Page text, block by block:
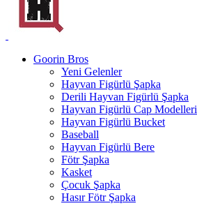
Goorin Bros
Yeni Gelenler
Hayvan Figürlü Şapka
Derili Hayvan Figürlü Şapka
Hayvan Figürlü Cap Modelleri
Hayvan Figürlü Bucket
Baseball
Hayvan Figürlü Bere
Fötr Şapka
Kasket
Çocuk Şapka
Hasır Fötr Şapka